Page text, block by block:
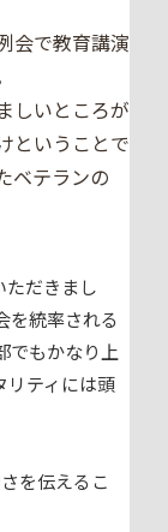
会で教育講演
しいところが
ということで
ベテランの
だきまし
を統率される
でもかなり上
リティには頭
を伝えるこ